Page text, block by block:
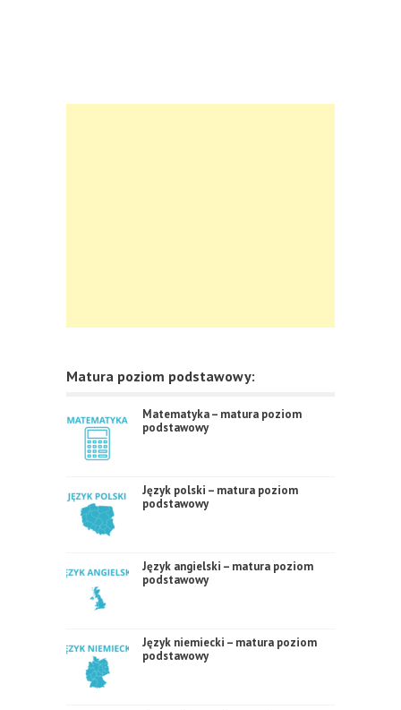
Matura poziom podstawowy:
Matematyka – matura poziom
podstawowy
Język polski – matura poziom
podstawowy
Język angielski – matura poziom
podstawowy
Język niemiecki – matura poziom
podstawowy